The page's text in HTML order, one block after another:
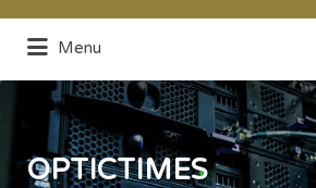
Electrónica de
Menu
OPTICTIMES